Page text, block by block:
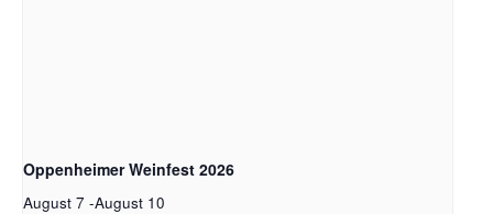
Oppenheimer Weinfest 2026
August 7 -August 10